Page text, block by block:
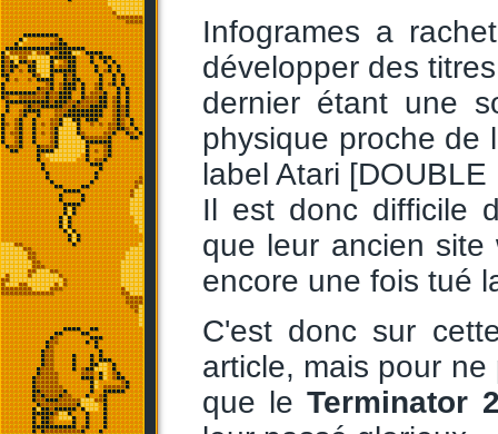
Infogrames a
développer des
dernier étant une
physique proche de
label Atari
Il est donc difficile
que leur ancien
encore une fois tué
C'est donc sur
article, mais pour
que leTerminator